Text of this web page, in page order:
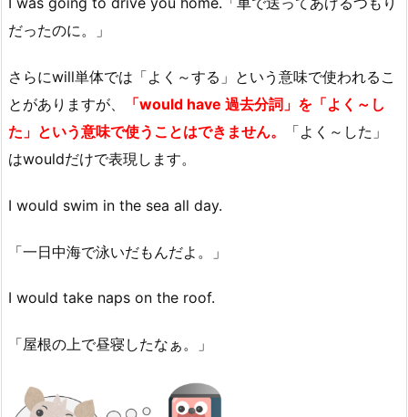
だったのに。」
さらにwill単体では「よく～する」という意味で使われるこ
とがありますが、
「would have 過去分詞」を「よく～し
た」という意味で使うことはできません。
「よく～した」
はwouldだけで表現します。
I would swim in the sea all day.
「一日中海で泳いだもんだよ。」
I would take naps on the roof.
「屋根の上で昼寝したなぁ。」